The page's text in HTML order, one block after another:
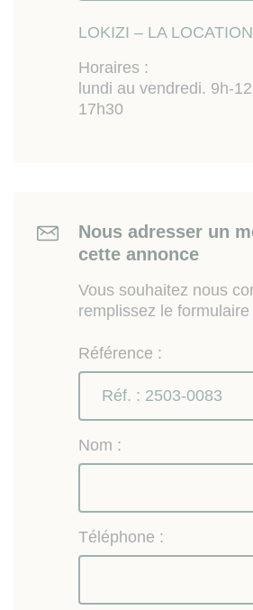
LOKIZI – LA
Horaires :
lundi au vendredi. 9h-
17h30
Nous adresser un
cette annonce
Vous souhaitez nous
remplissez le
Référence :
Nom :
Téléphone :